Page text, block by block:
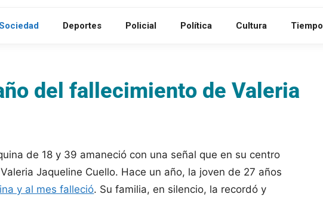
Deportes Policial Política Cultura Tiempo
del fallecimiento de Valeria
de 18 y 39 amaneció con una señal que en su centro
Jaqueline Cuello. Hace un año, la joven de 27 años
y al mes falleció. Su familia, en silencio, la recordó y